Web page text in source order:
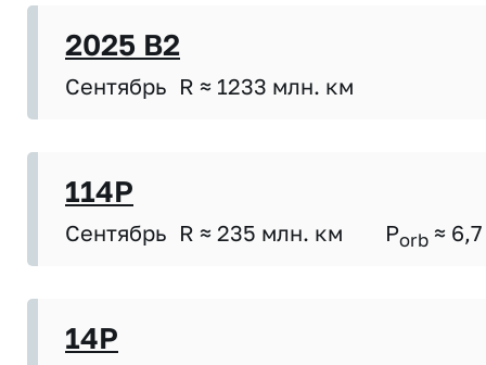
2025 B2
Сентябрь R ≈ 1233 млн. км
114P
Сентябрь R ≈ 235 млн. км Porb ≈ 6,7
14P